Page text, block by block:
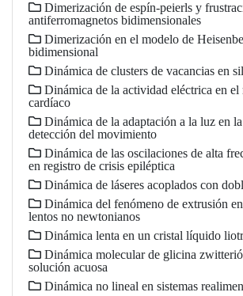
Dimerización de espín-peierls y
antiferromagnetos bidimensionales
Dimerización en el modelo de
bidimensional
Dinámica de clusters de vacancias en
Dinámica de la actividad eléctrica en el
cardíaco
Dinámica de la adaptación a la luz en la
detección del movimiento
Dinámica de las oscilaciones de alta
en registro de crisis epiléptica
Dinámica de láseres acoplados con
Dinámica del fenómeno de extrusión
lentos no newtonianos
Dinámica lenta en un cristal líquido
Dinámica molecular de glicina
solución acuosa
Dinámica no lineal en sistemas